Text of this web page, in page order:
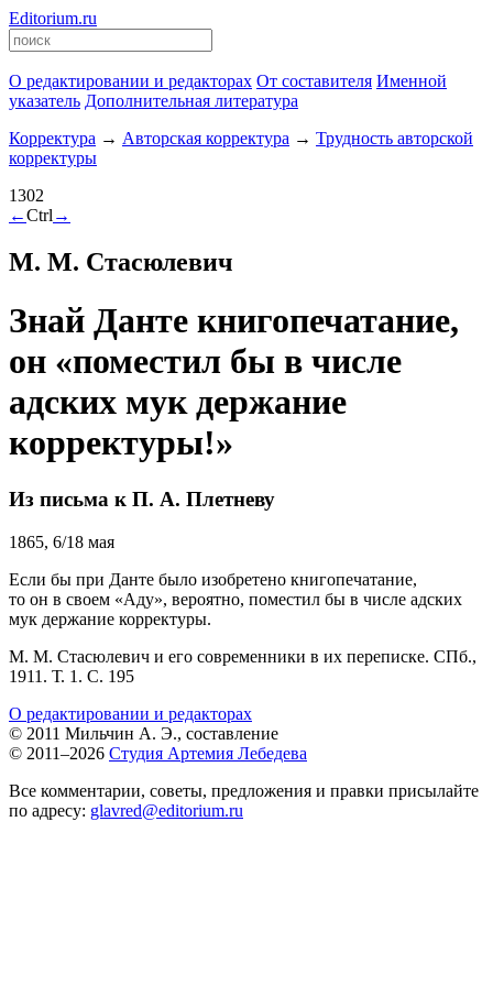
Editorium.ru
О редактировании и редакторах От составителя Именной
указатель Дополнительная литература
Корректура → Авторская корректура → Трудность авторской
корректуры
1302
←Ctrl →
М. М. Стасюлевич
Знай Данте книгопечатание,
он «поместил бы в числе
адских мук держание
корректуры!»
Из письма к П. А. Плетневу
1865, 6/18 мая
Если бы при Данте было изобретено книгопечатание,
то он в своем «Аду», вероятно, поместил бы в числе адских
мук держание корректуры.
М. М. Стасюлевич и его современники в их переписке. СПб.,
1911. Т. 1. С. 195
О редактировании и редакторах
© 2011 Мильчин А. Э., составление
© 2011–2026 Студия Артемия Лебедева
Все комментарии, советы, предложения и правки присылайте
по адресу: glavred@editorium.ru